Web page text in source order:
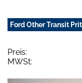
Ford Other Transit
Preis:
MWSt: